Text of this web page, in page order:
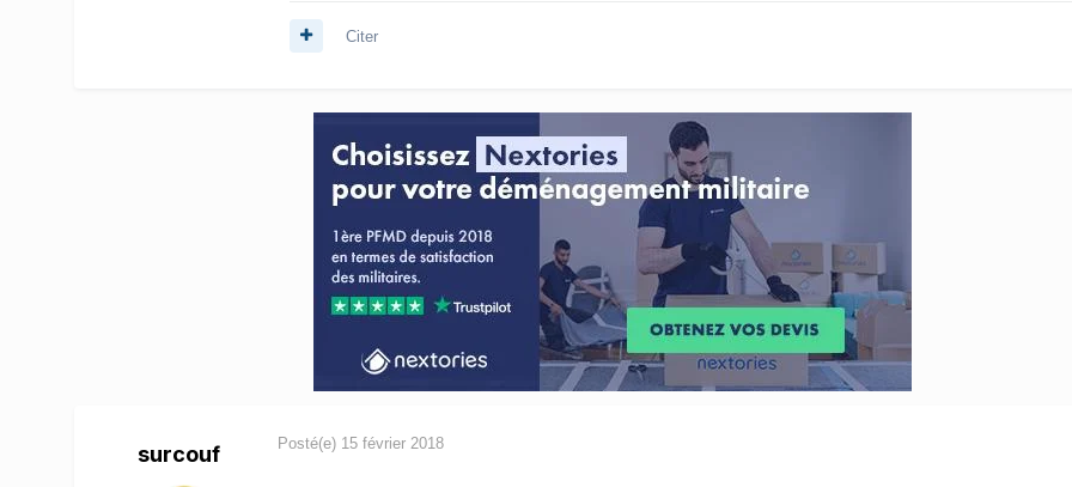
Citer
surcouf Posté(e) 15 février 2018